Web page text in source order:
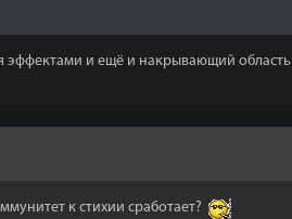
эффектами и ещё и накрывающий область
к стихии сработает?